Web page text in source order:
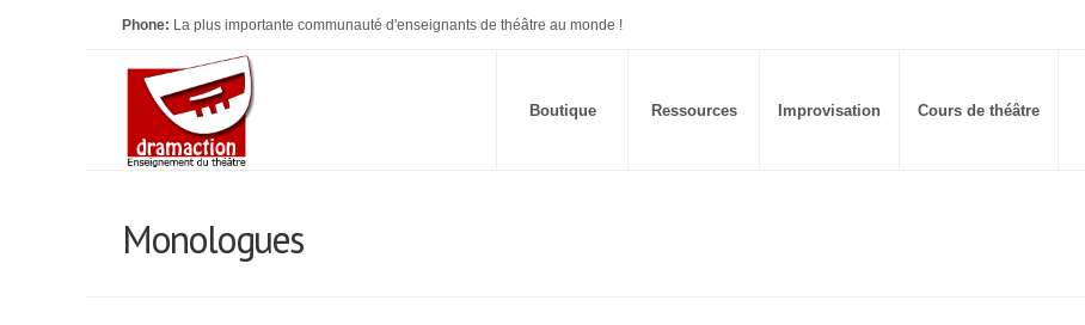
Phone: La plus importante communauté d'enseignants de théâtre au monde !
Boutique Ressources Improvisation Cours de théâtre
Monologues